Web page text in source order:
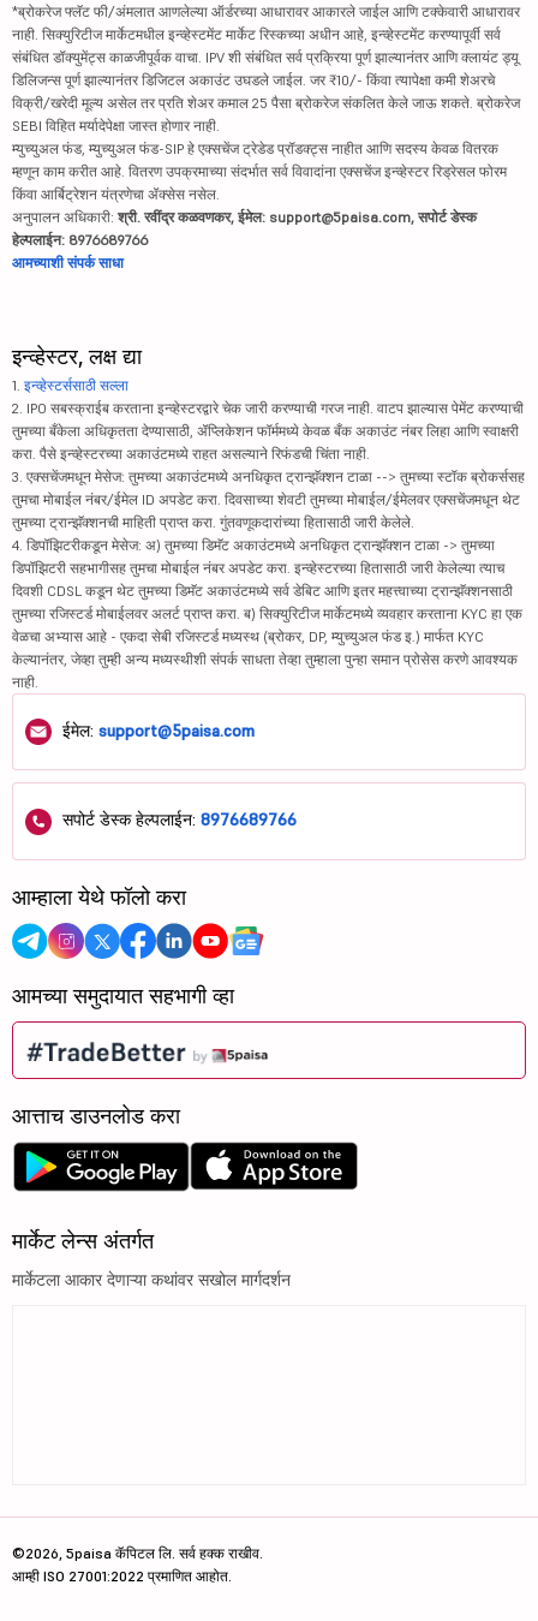
*ब्रोकरेज फ्लॅट फी/अंमलात आणलेल्या ऑर्डरच्या आधारावर आकारले जाईल आणि टक्केवारी आधारावर
नाही. सिक्युरिटीज मार्केटमधील इन्व्हेस्टमेंट मार्केट रिस्कच्या अधीन आहे, इन्व्हेस्टमेंट करण्यापूर्वी सर्व
संबंधित डॉक्युमेंट्स काळजीपूर्वक वाचा. IPV शी संबंधित सर्व प्रक्रिया पूर्ण झाल्यानंतर आणि क्लायंट ड्यू
डिलिजन्स पूर्ण झाल्यानंतर डिजिटल अकाउंट उघडले जाईल. जर ₹10/- किंवा त्यापेक्षा कमी शेअरचे
विक्री/खरेदी मूल्य असेल तर प्रति शेअर कमाल 25 पैसा ब्रोकरेज संकलित केले जाऊ शकते. ब्रोकरेज
SEBI विहित मर्यादेपेक्षा जास्त होणार नाही.
म्युच्युअल फंड, म्युच्युअल फंड-SIP हे एक्सचेंज ट्रेडेड प्रॉडक्ट्स नाहीत आणि सदस्य केवळ वितरक
म्हणून काम करीत आहे. वितरण उपक्रमाच्या संदर्भात सर्व विवादांना एक्सचेंज इन्व्हेस्टर रिड्रेसल फोरम
किंवा आर्बिट्रेशन यंत्रणेचा ॲक्सेस नसेल.
अनुपालन अधिकारी: श्री. रवींद्र कळवणकर, ईमेल: support@5paisa.com, सपोर्ट डेस्क
हेल्पलाईन: 8976689766
आमच्याशी संपर्क साधा
इन्व्हेस्टर, लक्ष द्या
1. इन्व्हेस्टर्ससाठी सल्ला
2. IPO सबस्क्राईब करताना इन्व्हेस्टरद्वारे चेक जारी करण्याची गरज नाही. वाटप झाल्यास पेमेंट करण्याची
तुमच्या बँकेला अधिकृतता देण्यासाठी, ॲप्लिकेशन फॉर्ममध्ये केवळ बँक अकाउंट नंबर लिहा आणि स्वाक्षरी
करा. पैसे इन्व्हेस्टरच्या अकाउंटमध्ये राहत असल्याने रिफंडची चिंता नाही.
3. एक्सचेंजमधून मेसेज: तुमच्या अकाउंटमध्ये अनधिकृत ट्रान्झॅक्शन टाळा --> तुमच्या स्टॉक ब्रोकर्ससह
तुमचा मोबाईल नंबर/ईमेल ID अपडेट करा. दिवसाच्या शेवटी तुमच्या मोबाईल/ईमेलवर एक्सचेंजमधून थेट
तुमच्या ट्रान्झॅक्शनची माहिती प्राप्त करा. गुंतवणूकदारांच्या हितासाठी जारी केलेले.
4. डिपॉझिटरीकडून मेसेज: अ) तुमच्या डिमॅट अकाउंटमध्ये अनधिकृत ट्रान्झॅक्शन टाळा -> तुमच्या
डिपॉझिटरी सहभागीसह तुमचा मोबाईल नंबर अपडेट करा. इन्व्हेस्टरच्या हितासाठी जारी केलेल्या त्याच
दिवशी CDSL कडून थेट तुमच्या डिमॅट अकाउंटमध्ये सर्व डेबिट आणि इतर महत्त्वाच्या ट्रान्झॅक्शनसाठी
तुमच्या रजिस्टर्ड मोबाईलवर अलर्ट प्राप्त करा. ब) सिक्युरिटीज मार्केटमध्ये व्यवहार करताना KYC हा एक
वेळचा अभ्यास आहे - एकदा सेबी रजिस्टर्ड मध्यस्थ (ब्रोकर, DP, म्युच्युअल फंड इ.) मार्फत KYC
केल्यानंतर, जेव्हा तुम्ही अन्य मध्यस्थीशी संपर्क साधता तेव्हा तुम्हाला पुन्हा समान प्रोसेस करणे आवश्यक
नाही.
ईमेल: support@5paisa.com
सपोर्ट डेस्क हेल्पलाईन: 8976689766
आम्हाला येथे फॉलो करा
आमच्या समुदायात सहभागी व्हा
आत्ताच डाउनलोड करा
मार्केट लेन्स अंतर्गत
मार्केटला आकार देणाऱ्या कथांवर सखोल मार्गदर्शन
©2026, 5paisa कॅपिटल लि. सर्व हक्क राखीव.
आम्ही ISO 27001:2022 प्रमाणित आहोत.